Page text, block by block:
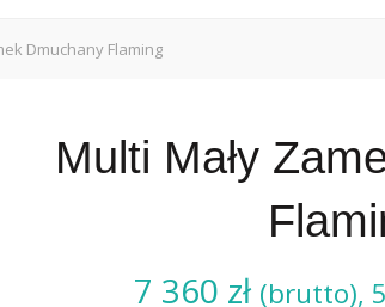
Dmuchany Flaming
Multi Mały
7 360 zł (brutto),